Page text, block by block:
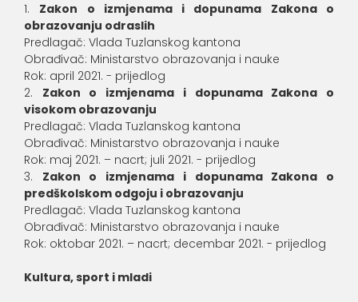
Zakon o izmjenama i dopunama Zakona o
obrazovanju odraslih
Predlagač: Vlada Tuzlanskog kantona
Obrađivač: Ministarstvo obrazovanja i nauke
Rok: april 2021. - prijedlog
Zakon o izmjenama i dopunama Zakona o
visokom obrazovanju
Predlagač: Vlada Tuzlanskog kantona
Obrađivač: Ministarstvo obrazovanja i nauke
Rok: maj 2021. – nacrt; juli 2021. - prijedlog
Zakon o izmjenama i dopunama Zakona o
predškolskom odgoju i obrazovanju
Predlagač: Vlada Tuzlanskog kantona
Obrađivač: Ministarstvo obrazovanja i nauke
Rok: oktobar 2021. – nacrt; decembar 2021. - prijedlog
Kultura, sport i mladi